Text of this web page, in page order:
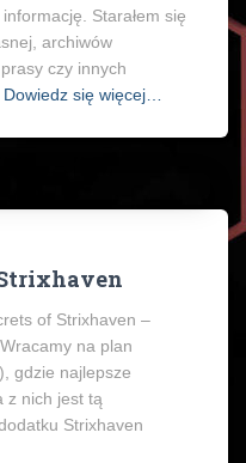
Starałem się
archiwów
czy innych
Dowiedz się więcej…
of Strixhaven –
na plan
gdzie najlepsze
z nich jest tą
Strixhaven